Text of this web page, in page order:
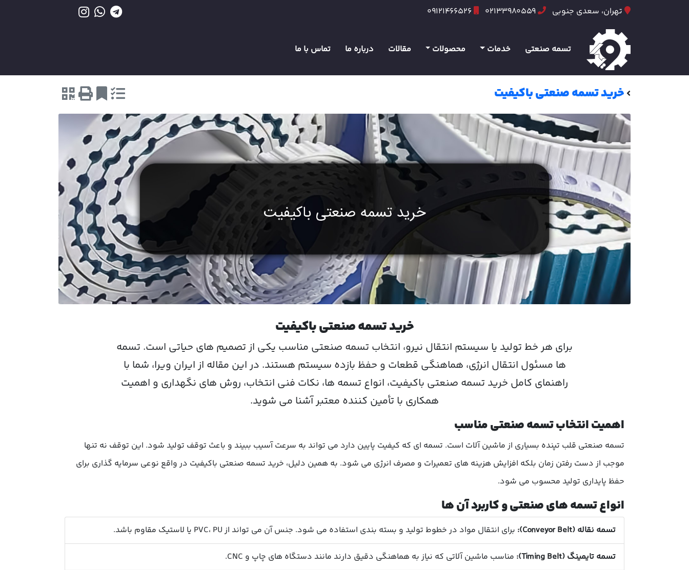
تهران، سعدی جنوبی 02133980559
09121466526
تسمه صنعتی خدمات محصولات مقالات درباره ما تماس با ما
خرید تسمه صنعتی باکیفیت
خرید تسمه صنعتی باکیفیت
برای هر خط تولید یا سیستم انتقال نیرو، انتخاب تسمه صنعتی مناسب یکی از تصمیم های حیاتی است. تسمه
ها مسئول انتقال انرژی، هماهنگی قطعات و حفظ بازده سیستم هستند. در این مقاله از ایران ویرا، شما با
راهنمای کامل خرید تسمه صنعتی باکیفیت، انواع تسمه ها، نکات فنی انتخاب، روش های نگهداری و اهمیت
همکاری با تأمین کننده معتبر آشنا می شوید.
اهمیت انتخاب تسمه صنعتی مناسب
تسمه صنعتی قلب تپنده بسیاری از ماشین آلات است. تسمه ای که کیفیت پایین دارد می تواند به سرعت آسیب ببیند و باعث توقف تولید شود. این توقف نه تنها
موجب از دست رفتن زمان بلکه افزایش هزینه های تعمیرات و مصرف انرژی می شود. به همین دلیل، خرید تسمه صنعتی باکیفیت در واقع نوعی سرمایه گذاری برای
حفظ پایداری تولید محسوب می شود.
انواع تسمه های صنعتی و کاربرد آن ها
تسمه نقاله (Conveyor Belt): برای انتقال مواد در خطوط تولید و بسته بندی استفاده می شود. جنس آن می تواند از PVC، PU یا لاستیک مقاوم باشد.
تسمه تایمینگ (Timing Belt): مناسب ماشین آلاتی که نیاز به هماهنگی دقیق دارند مانند دستگاه های چاپ و CNC.